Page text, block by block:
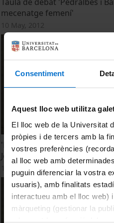
Consentiment
Aquest lloc web utilitza
El lloc web de la Universitat
pròpies i de tercers amb la
vostres preferències
al lloc web amb
puguin diferenciar la vostra
usuaris), amb finalitats
interactueu amb el lloc web)
màrqueting (gestionar la
adequant-la en funció dels
mecenatge femení'
10 May, 2012
'Pedralbes i Barcelona:
Josep Bracons
10 May, 2012